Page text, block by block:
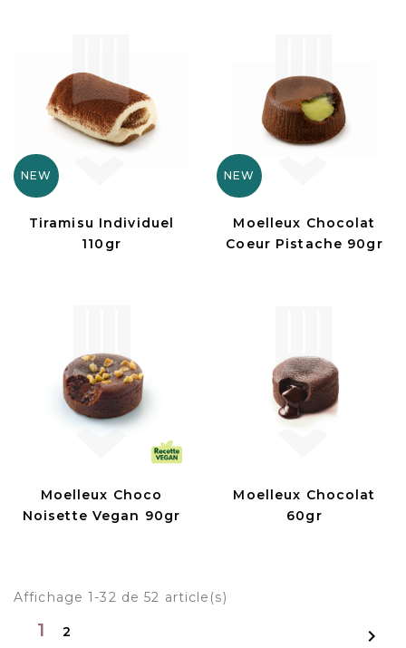
NEW
Tiramisu Individuel
110gr
NEW
Moelleux Chocolat
Coeur Pistache 90gr
Moelleux Choco
Noisette Vegan 90gr
Moelleux Chocolat
60gr
Affichage 1-32 de 52 article(s)
1 2 